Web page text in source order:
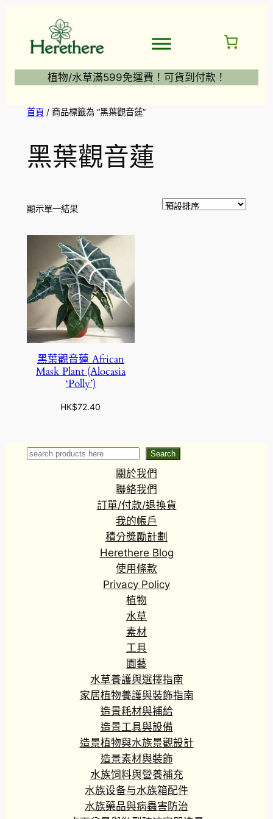
植物/水草滿599免運費！可貨到付款！
首頁/ 商品標籤為 “黑葉觀音蓮”
黑葉觀音蓮
顯示單一結果
黑葉觀音蓮 African
Mask Plant (Alocasia
‘Polly’)
HK$72.40
Search Search
關於我們
聯絡我們
訂單/付款/退換貨
我的帳戶
積分獎勵計劃
Herethere Blog
使用條款
Privacy Policy
植物
水草
素材
工具
園藝
水草養護與選擇指南
家居植物養護與裝飾指南
造景耗材與補給
造景工具與設備
造景植物與水族景觀設計
造景素材與裝飾
水族饲料與營養補充
水族设备与水族箱配件
水族藥品與病蟲害防治